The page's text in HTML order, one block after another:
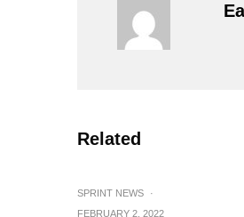
Related
SPRINT NEWS
·
FEBRUARY 2, 2022